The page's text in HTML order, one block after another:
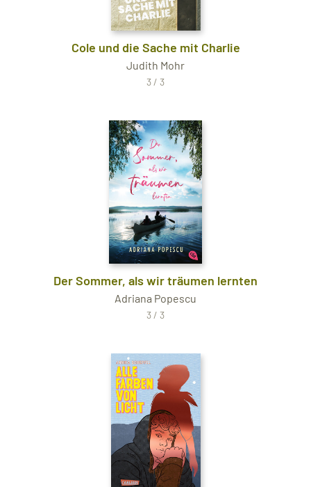
Cole und die Sache mit Charlie
Judith Mohr
3 / 3
Der Sommer, als wir träumen lernten
Adriana Popescu
3 / 3